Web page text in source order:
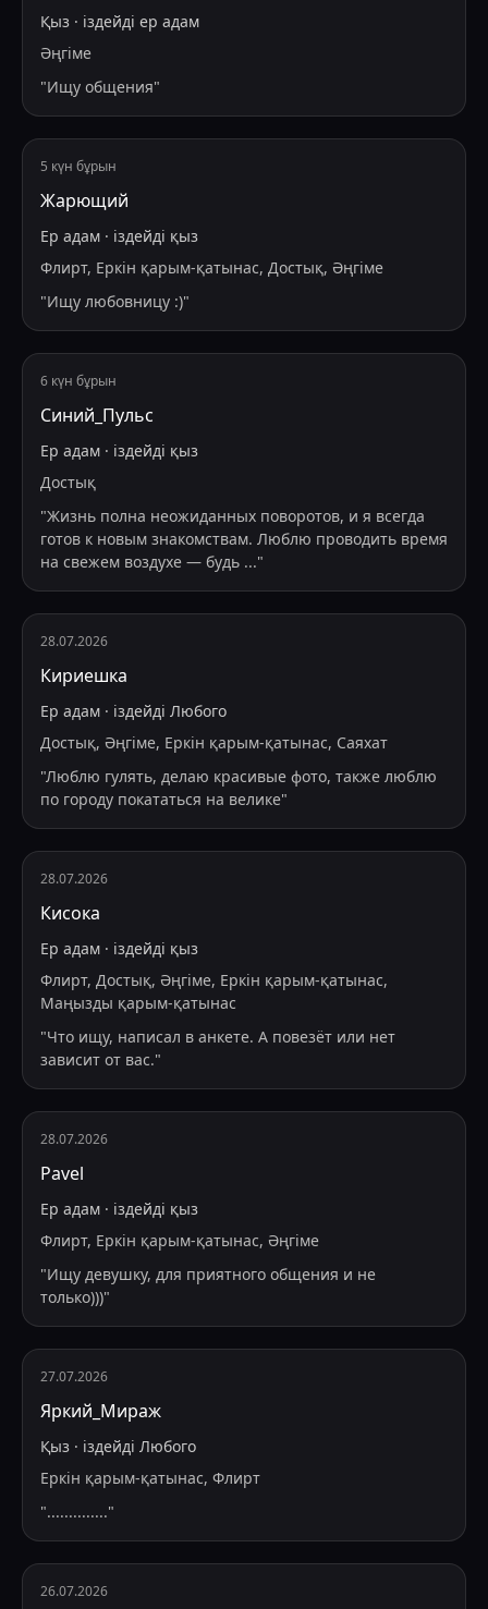
Қыз · іздейді ер адам
Әңгіме
"Ищу общения"
5 күн бұрын
Жарющий
Ер адам · іздейді қыз
Флирт, Еркін қарым-қатынас, Достық, Әңгіме
"Ищу любовницу :)"
6 күн бұрын
Синий_Пульс
Ер адам · іздейді қыз
Достық
"Жизнь полна неожиданных поворотов, и я всегда
готов к новым знакомствам. Люблю проводить время
на свежем воздухе — будь ..."
28.07.2026
Кириешка
Ер адам · іздейді Любого
Достық, Әңгіме, Еркін қарым-қатынас, Саяхат
"Люблю гулять, делаю красивые фото, также люблю
по городу покататься на велике"
28.07.2026
Кисока
Ер адам · іздейді қыз
Флирт, Достық, Әңгіме, Еркін қарым-қатынас,
Маңызды қарым-қатынас
"Что ищу, написал в анкете. А повезёт или нет
зависит от вас."
28.07.2026
Pavel
Ер адам · іздейді қыз
Флирт, Еркін қарым-қатынас, Әңгіме
"Ищу девушку, для приятного общения и не
только)))"
27.07.2026
Яркий_Мираж
Қыз · іздейді Любого
Еркін қарым-қатынас, Флирт
".............."
26.07.2026